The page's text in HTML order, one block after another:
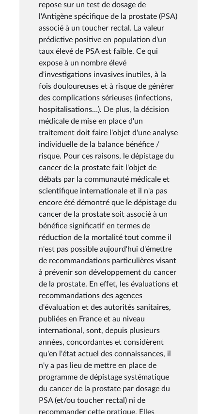
repose sur un test de dosage de
l'Antigène spécifique de la prostate (PSA)
associé à un toucher rectal. La valeur
prédictive positive en population d'un
taux élevé de PSA est faible. Ce qui
expose à un nombre élevé
d'investigations invasives inutiles, à la
fois douloureuses et à risque de générer
des complications sérieuses (infections,
hospitalisations…). De plus, la décision
médicale de mise en place d'un
traitement doit faire l'objet d'une analyse
individuelle de la balance bénéfice /
risque. Pour ces raisons, le dépistage du
cancer de la prostate fait l'objet de
débats par la communauté médicale et
scientifique internationale et il n'a pas
encore été démontré que le dépistage du
cancer de la prostate soit associé à un
bénéfice significatif en termes de
réduction de la mortalité tout comme il
n'est pas possible aujourd'hui d'émettre
de recommandations particulières visant
à prévenir son développement du cancer
de la prostate. En effet, les évaluations et
recommandations des agences
d'évaluation et des autorités sanitaires,
publiées en France et au niveau
international, sont, depuis plusieurs
années, concordantes et considèrent
qu'en l'état actuel des connaissances, il
n'y a pas lieu de mettre en place de
programme de dépistage systématique
du cancer de la prostate par dosage du
PSA (et/ou toucher rectal) ni de
recommander cette pratique. Elles